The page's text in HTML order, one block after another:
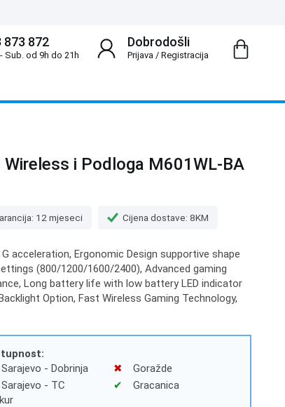
Dobrodošli
Prijava/ Registracija
873 872
Sub. od 9h do 21h
Wireless i Podloga M601WL-BA
12 mjeseci Cijena dostave: 8KM
acceleration, Ergonomic Design supportive shape
(800/1200/1600/2400), Advanced gaming
Long battery life with low battery LED indicator
Option, Fast Wireless Gaming Technology,
Sarajevo - Dobrinja
Sarajevo - TC
Goražde
Gracanica